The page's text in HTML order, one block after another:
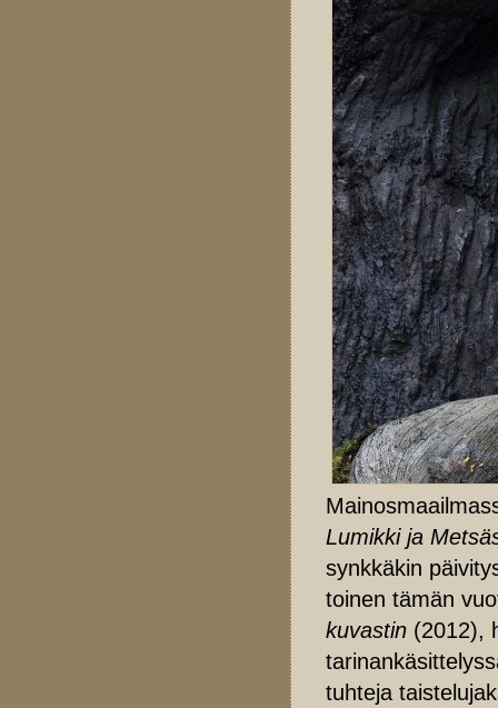
Lumikki ja
synkkäkin
toinen tämän
kuvastin (2012),
tuhteja